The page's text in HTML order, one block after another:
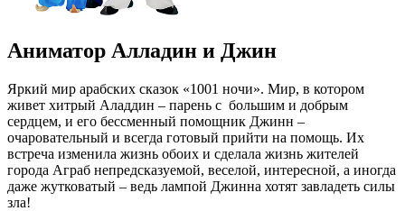
Аниматор Алладин и Джин
Яркий мир арабских сказок «1001 ночи». Мир, в котором
живет хитрый Аладдин – парень с большим и добрым
сердцем, и его бессменный помощник Джинн –
очаровательный и всегда готовый прийти на помощь. Их
встреча изменила жизнь обоих и сделала жизнь жителей
города Аграб непредсказуемой, веселой, интересной, а иногда
даже жутковатый – ведь лампой Джинна хотят завладеть силы
зла!